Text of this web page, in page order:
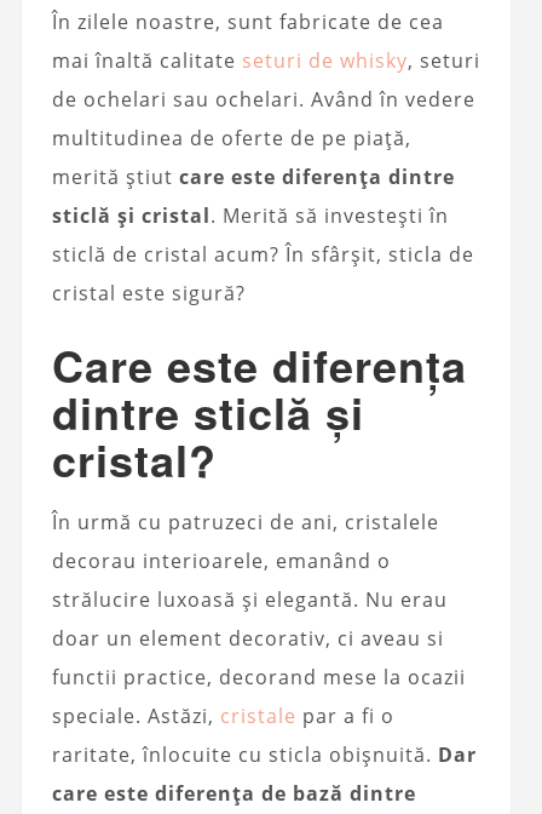
În zilele noastre, sunt fabricate de cea
mai înaltă calitate seturi de whisky, seturi
de ochelari sau ochelari. Având în vedere
multitudinea de oferte de pe piață,
merită știut care este diferența dintre
sticlă și cristal. Merită să investești în
sticlă de cristal acum? În sfârșit, sticla de
cristal este sigură?
Care este diferența
dintre sticlă și
cristal?
În urmă cu patruzeci de ani, cristalele
decorau interioarele, emanând o
strălucire luxoasă și elegantă. Nu erau
doar un element decorativ, ci aveau si
functii practice, decorand mese la ocazii
speciale. Astăzi, cristale par a fi o
raritate, înlocuite cu sticla obișnuită. Dar
care este diferența de bază dintre